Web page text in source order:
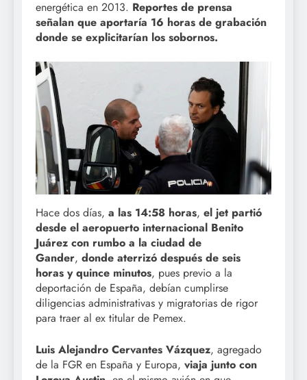
energética en 2013. Reportes de prensa
señalan que aportaría 16 horas de grabación
donde se explicitarían los sobornos.
Hace dos días, a las 14:58 horas, el jet partió
desde el aeropuerto internacional Benito
Juárez con rumbo a la ciudad de
Gander, donde aterrizó después de seis
horas y quince minutos, pues previo a la
deportación de España, debían cumplirse
diligencias administrativas y migratorias de rigor
para traer al ex titular de Pemex.
Luis Alejandro Cervantes Vázquez, agregado
de la FGR en España y Europa, viaja junto con